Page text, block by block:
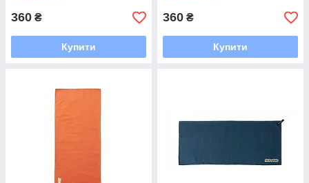
360 ₴
Купити
360 ₴
Купити